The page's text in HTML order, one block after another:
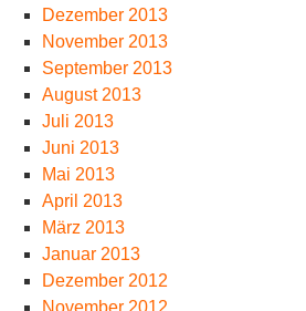
Dezember 2013
November 2013
September 2013
August 2013
Juli 2013
Juni 2013
Mai 2013
April 2013
März 2013
Januar 2013
Dezember 2012
November 2012